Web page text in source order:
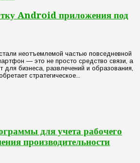
Android приложения под
неотъемлемой частью повседневной
— это не просто средство связи, а
для бизнеса, развлечений и образования,
стратегическое...
для учета рабочего
производительности